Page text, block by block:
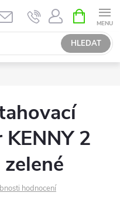
HLEDAT
NÁKUPNÍ
KOŠÍK
2
hodnocení